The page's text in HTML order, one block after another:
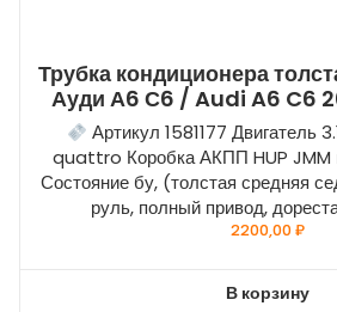
Трубка кондиционера
Ауди А6 С6 / Audi A6 C6
Артикул 1581177 Двигатель
quattro Коробка АКПП HUP JMM
Состояние бу, (толстая средняя
руль, полный привод,
2200,00₽
В корзину